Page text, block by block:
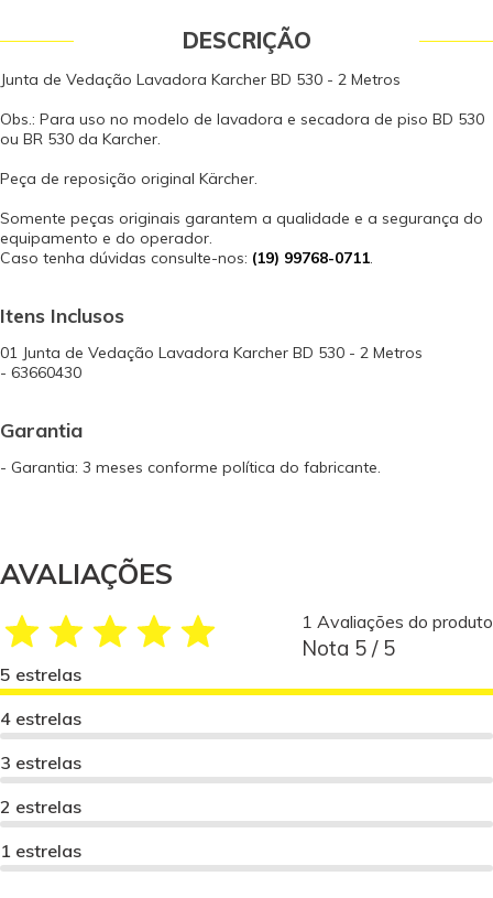
DESCRIÇÃO
Junta de Vedação Lavadora Karcher BD 530 - 2 Metros
Obs.: Para uso no modelo de lavadora e secadora de piso BD 530
ou BR 530 da Karcher.
Peça de reposição original Kärcher.
Somente peças originais garantem a qualidade e a segurança do
equipamento e do operador.
Caso tenha dúvidas consulte-nos: (19) 99768-0711.
Itens Inclusos
01 Junta de Vedação Lavadora Karcher BD 530 - 2 Metros
- 63660430
Garantia
- Garantia: 3 meses conforme política do fabricante.
AVALIAÇÕES
1 Avaliações do produto
Nota 5 / 5
5 estrelas
4 estrelas
3 estrelas
2 estrelas
1 estrelas